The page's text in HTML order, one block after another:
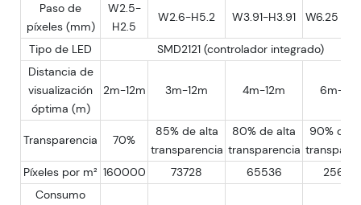
Paso de
píxeles (mm)
W2.5-
H2.5
W2.6-H5.2 W3.91-H3.91 W6.25 -
Tipo de LED
SMD2121 (controlador integrado)
Distancia de
visualización
óptima (m)
2m-12m 3m-12m 4m-12m 6m-
Transparencia 70%
85% de alta
transparencia
80% de alta
transparencia
90% de
Píxeles por m² 160000 73728 65536
25600
Consumo